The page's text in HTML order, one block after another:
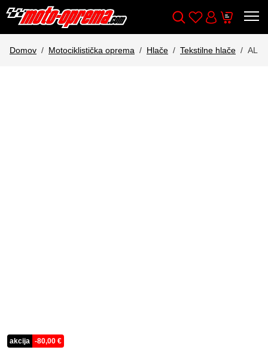
Wishlist
Cart
Domov Motociklistička oprema Hlače Tekstilne hlače
akcija -80,00 €